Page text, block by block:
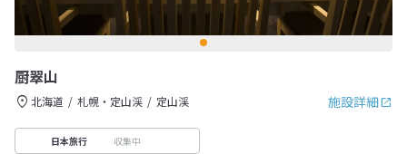
厨翠山
施設詳細
北海道 札幌・定山渓 定山渓
日本旅行 収集中